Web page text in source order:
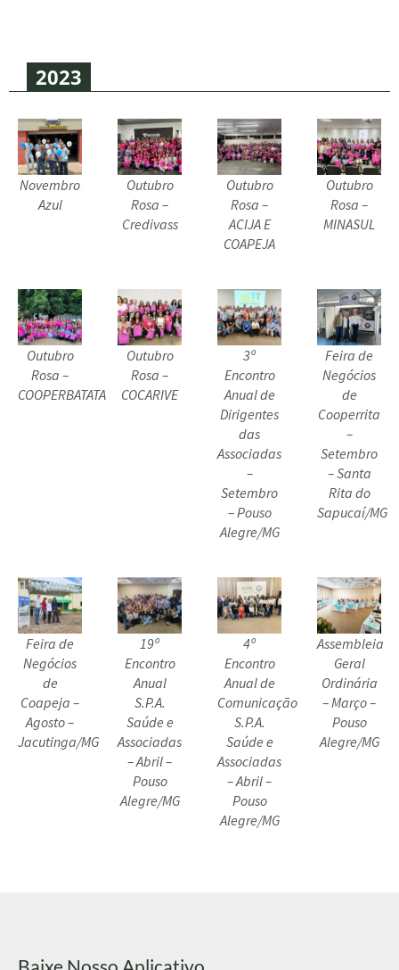
2023
Novembro
Azul
Outubro
Rosa –
Credivass
Outubro
Rosa –
ACIJA E
COAPEJA
Outubro
Rosa –
MINASUL
Outubro
Rosa –
COOPERBATATA
Outubro
Rosa –
COCARIVE
3º
Encontro
Anual de
Dirigentes
das
Associadas
–
Setembro
– Pouso
Alegre/MG
Feira de
Negócios
de
Cooperrita
–
Setembro
– Santa
Rita do
Sapucaí/MG
Feira de
Negócios
de
Coapeja –
Agosto –
Jacutinga/MG
19º
Encontro
Anual
S.P.A.
Saúde e
Associadas
– Abril –
Pouso
Alegre/MG
4º
Encontro
Anual de
Comunicação
S.P.A.
Saúde e
Associadas
– Abril –
Pouso
Alegre/MG
Assembleia
Geral
Ordinária
– Março –
Pouso
Alegre/MG